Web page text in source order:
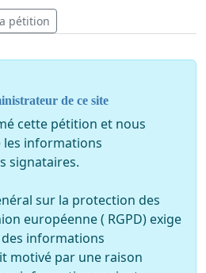
pétition
de ce site
cette pétition et nous
informations
signataires.
sur la protection des
européenne ( RGPD) exige
informations
motivé par une raison